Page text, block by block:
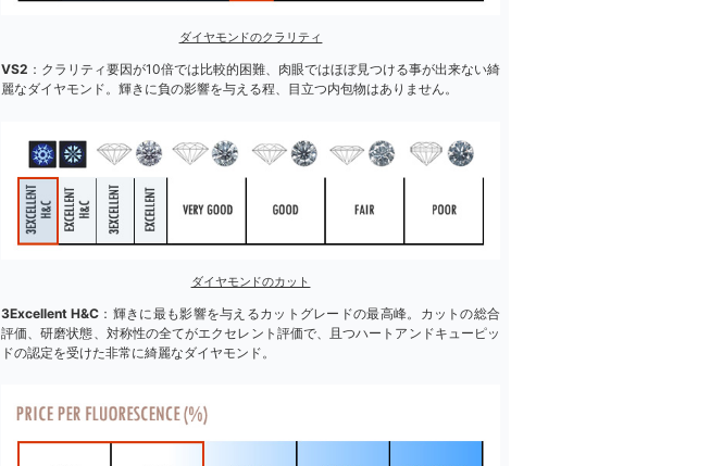
ダイヤモンドのクラリティ
VS2 ：クラリティ要因が10倍では比較的困難、肉眼ではほぼ見つける事が出来ない綺
麗なダイヤモンド。輝きに負の影響を与える程、目立つ内包物はありません。
ダイヤモンドのカット
3Excellent H&C ：輝きに最も影響を与えるカットグレードの最高峰。カットの総合
評価、研磨状態、対称性の全てがエクセレント評価で、且つハートアンドキューピッ
ドの認定を受けた非常に綺麗なダイヤモンド。